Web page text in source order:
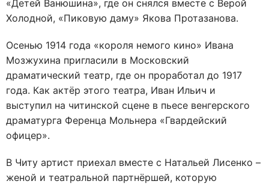
«Детей Ванюшина», где он снялся вместе с Верой
Холодной, «Пиковую даму» Якова Протазанова.
Осенью 1914 года «короля немого кино» Ивана
Мозжухина пригласили в Московский
драматический театр, где он проработал до 1917
года. Как актёр этого театра, Иван Ильич и
выступил на читинской сцене в пьесе венгерского
драматурга Ференца Мольнера «Гвардейский
офицер».
В Читу артист приехал вместе с Натальей Лисенко –
женой и театральной партнёршей, которую